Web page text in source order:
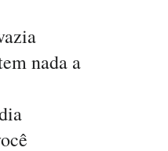
nada a